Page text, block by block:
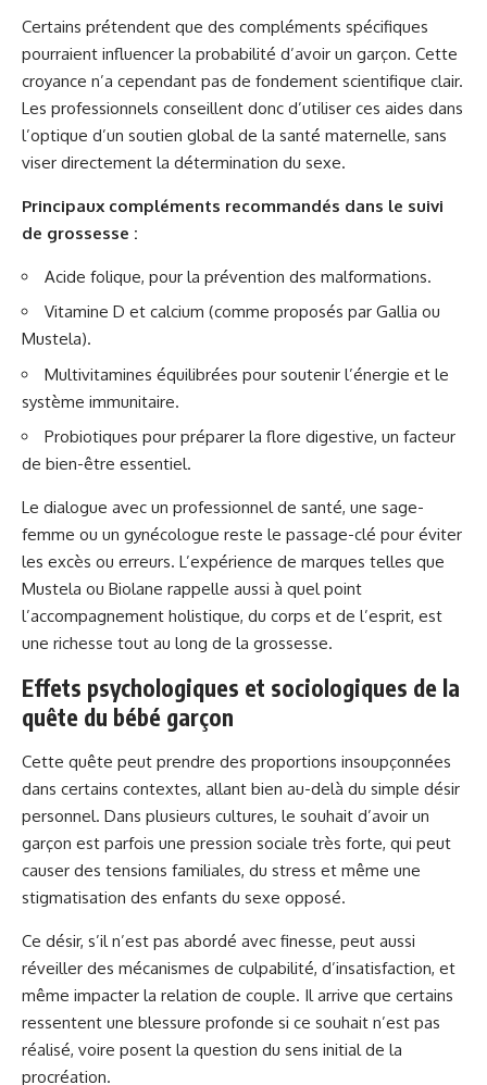
Certains prétendent que des compléments spécifiques
pourraient influencer la probabilité d’avoir un garçon. Cette
croyance n’a cependant pas de fondement scientifique clair.
Les professionnels conseillent donc d’utiliser ces aides dans
l’optique d’un soutien global de la santé maternelle, sans
viser directement la détermination du sexe.
Principaux compléments recommandés dans le suivi
de grossesse :
Acide folique, pour la prévention des malformations.
Vitamine D et calcium (comme proposés par Gallia ou
Mustela).
Multivitamines équilibrées pour soutenir l’énergie et le
système immunitaire.
Probiotiques pour préparer la flore digestive, un facteur
de bien-être essentiel.
Le dialogue avec un professionnel de santé, une sage-
femme ou un gynécologue reste le passage-clé pour éviter
les excès ou erreurs. L’expérience de marques telles que
Mustela ou Biolane rappelle aussi à quel point
l’accompagnement holistique, du corps et de l’esprit, est
une richesse tout au long de la grossesse.
Effets psychologiques et sociologiques de la
quête du bébé garçon
Cette quête peut prendre des proportions insoupçonnées
dans certains contextes, allant bien au-delà du simple désir
personnel. Dans plusieurs cultures, le souhait d’avoir un
garçon est parfois une pression sociale très forte, qui peut
causer des tensions familiales, du stress et même une
stigmatisation des enfants du sexe opposé.
Ce désir, s’il n’est pas abordé avec finesse, peut aussi
réveiller des mécanismes de culpabilité, d’insatisfaction, et
même impacter la relation de couple. Il arrive que certains
ressentent une blessure profonde si ce souhait n’est pas
réalisé, voire posent la question du sens initial de la
procréation.